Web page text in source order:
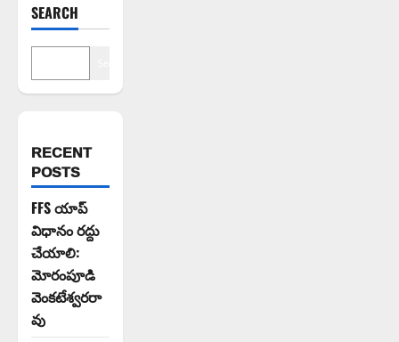
SEARCH
RECENT
POSTS
FFS యాప్
విధానం రద్దు
చేయాలి:
మోరంపూడి
వెంకటేశ్వరరా
వు